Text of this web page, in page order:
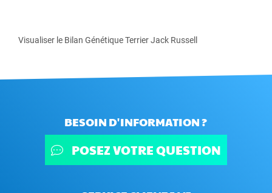
Visualiser le Bilan Génétique Terrier Jack Russell
BESOIN D'INFORMATION ?
POSEZ VOTRE QUESTION